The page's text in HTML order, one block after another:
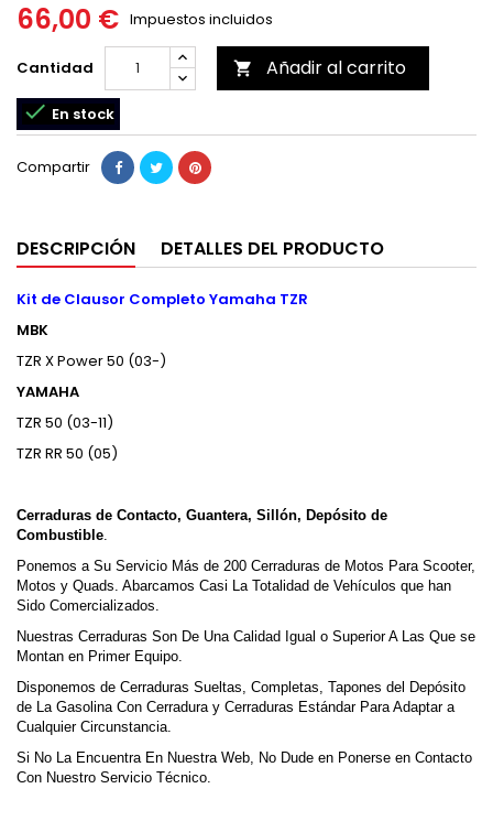
66,00 € Impuestos incluidos
Cantidad  Añadir al carrito
 En stock
Compartir
DESCRIPCIÓN DETALLES DEL PRODUCTO
Kit de Clausor Completo Yamaha TZR
MBK
TZR X Power 50 (03-)
YAMAHA
TZR 50 (03-11)
TZR RR 50 (05)
Cerraduras de Contacto, Guantera, Sillón, Depósito de
Combustible.
Ponemos a Su Servicio Más de 200 Cerraduras de Motos Para Scooter,
Motos y Quads. Abarcamos Casi La Totalidad de Vehículos que han
Sido Comercializados.
Nuestras Cerraduras Son De Una Calidad Igual o Superior A Las Que se
Montan en Primer Equipo.
Disponemos de Cerraduras Sueltas, Completas, Tapones del Depósito
de La Gasolina Con Cerradura y Cerraduras Estándar Para Adaptar a
Cualquier Circunstancia.
Si No La Encuentra En Nuestra Web, No Dude en Ponerse en Contacto
Con Nuestro Servicio Técnico.